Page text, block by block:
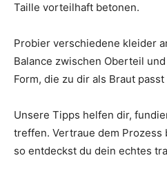
Taille vorteilhaft betonen.
Probier verschiedene kleider
Balance zwischen Oberteil
Form, die zu dir als Braut
Unsere Tipps helfen dir,
treffen. Vertraue dem
so entdeckst du dein echtes